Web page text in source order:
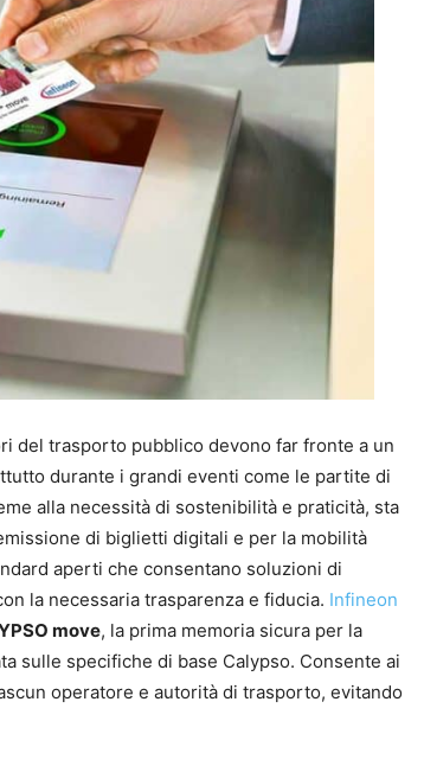
del trasporto pubblico devono far fronte a un
durante i grandi eventi come le partite di
alla necessità di sostenibilità e praticità, sta
di biglietti digitali e per la mobilità
aperti che consentano soluzioni di
la necessaria trasparenza e fiducia. Infineon
move, la prima memoria sicura per la
sulle specifiche di base Calypso. Consente ai
operatore e autorità di trasporto, evitando